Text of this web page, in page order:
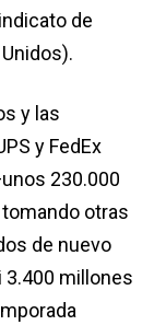
de
y las
y FedEx
230.000
otras
de nuevo
3.400 millones